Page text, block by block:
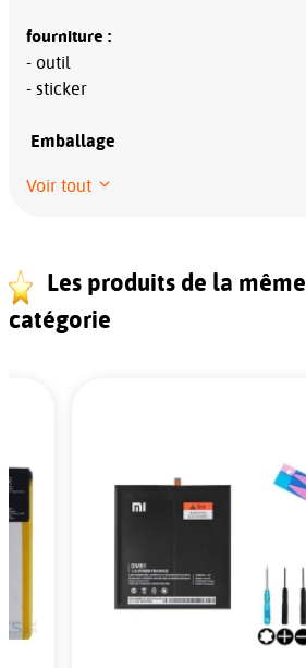
fourniture :
- outil
- sticker
Emballage
Voir tout
Les produits de la même
catégorie